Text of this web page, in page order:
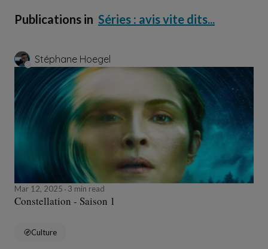
Publications in Séries : avis vite dits...
Stéphane Hoegel
Mar 12, 2025 3 min read
Constellation - Saison 1
Culture